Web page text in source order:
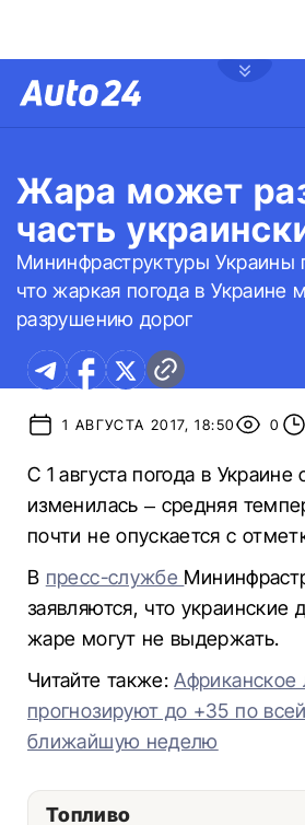
Жара может
часть
Мининфраструктуры Украины
что жаркая погода в Украине
разрушению дорог
1 АВГУСТА 2017, 18:50 0
С 1 августа погода в
изменилась – средняя
почти не опускается с
В пресс-службе
заявляются, что украинские
жаре могут не выдержать.
Читайте также:Африканское
прогнозируют до +35 по
ближайшую неделю
Топливо